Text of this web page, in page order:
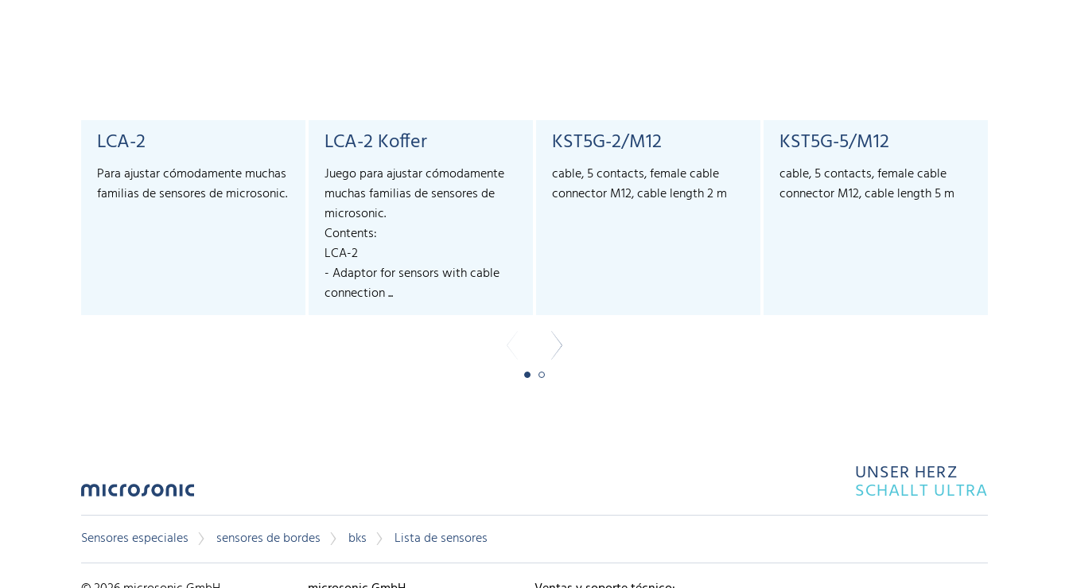
LCA-2
Para ajustar cómodamente muchas
familias de sensores de microsonic.
LCA-2 Koffer
Juego para ajustar cómodamente
muchas familias de sensores de
microsonic.
Contents:
LCA-2
- Adaptor for sensors with cable
connection ...
KST5G-2/M12
cable, 5 contacts, female cable
connector M12, cable length 2 m
KST5G-5/M12
cable, 5 contacts, female cable
connector M12, cable length 5 m
UNSER HERZ
SCHALLT ULTRA
Sensores especiales sensores de bordes bks Lista de sensores